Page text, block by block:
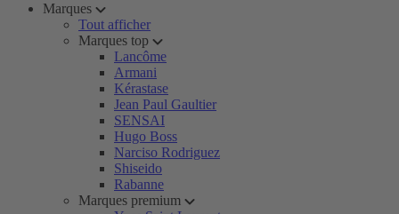
Marques
Tout afficher
Marques top
Lancôme
Armani
Kérastase
Jean Paul Gaultier
SENSAI
Hugo Boss
Narciso Rodriguez
Shiseido
Rabanne
Marques premium